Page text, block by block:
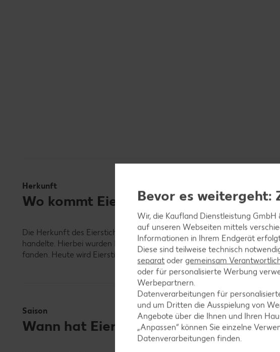
Herkunft
Wo kommt Eierstich ursprünglich her?
Die Herkunft des Eierstichs ist umstritten, jedoch wird vermutet, dass
handelte. Hierbei wurden Eierstiche auch als Frühstücksspeise serviert,
fanden. Heute wird Eierstich vorrangig als herzhafte Beilage zu
Saison
Wann hat Eierstich Saison?
Bevor es
Wir, die Kaufland Dienstleistung
auf unseren Webseiten mittels
Informationen in Ihrem Endgerät
Diese sind teilweise technisch
separat oder gemeinsam
oder für personalisierte Werbung
Werbepartnern.
Datenverarbeitungen für
und um Dritten die Ausspielung von
Angebote über die Ihnen und Ihren
„Anpassen“ können Sie einzelne
Datenverarbeitungen finden.